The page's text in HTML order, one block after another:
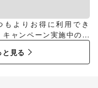
もよりお得に利用でき
キャンペーン実施中のス
見る